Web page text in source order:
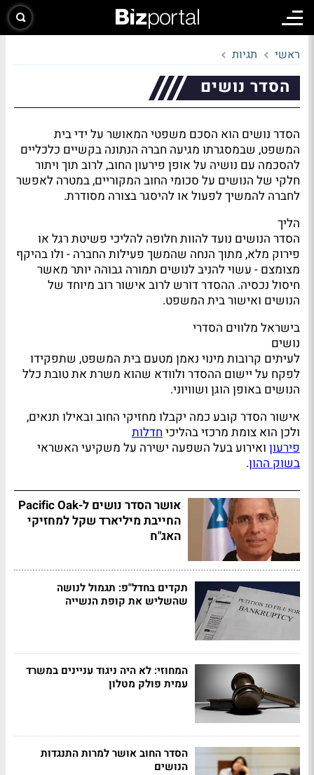
ראשי תגיות
הסדר נושים
הסדר נושים הוא הסכם משפטי המאושר על ידי בית
המשפט, שבמסגרתו מגיעה חברה הנתונה בקשיים כלכליים
להסכמה עם נושיה על אופן פירעון החוב, לרוב תוך ויתור
חלקי של הנושים על סכומי החוב המקוריים, במטרה לאפשר
לחברה להמשיך לפעול או להיסגר בצורה מסודרת.
הליך
הסדר הנושים נועד להוות חלופה להליכי פשיטת רגל או
פירוק מלא, מתוך הנחה שהמשך פעילות החברה - ולו בהיקף
מצומצם - עשוי להניב לנושים תמורה גבוהה יותר מאשר
חיסול נכסיה. ההסדר דורש לרוב אישור רוב מיוחד של
הנושים ואישור בית המשפט.
בישראל מלווים הסדרי
נושים
לעיתים קרובות מינוי נאמן מטעם בית המשפט, שתפקידו
לפקח על יישום ההסדר ולוודא שהוא משרת את טובת כלל
הנושים באופן הוגן ושוויוני.
אישור הסדר קובע כמה יקבלו מחזיקי החוב ובאילו תנאים,
ולכן הוא צומת מרכזי בהליכיחדלות
פירעון ואירוע בעל השפעה ישירה על משקיעי האשראי
בשוק ההון.
אושר הסדר נושים ל-Pacific Oak
החייבת מיליארד שקל למחזיקי
האג"ח
תקדים בחדל"פ: תגמול לנושה
שהשליש את קופת הנשייה
המחוזי: לא היה ניגוד עניינים במשרד
עמית פולק מטלון
הסדר החוב אושר למרות התנגדות
הנושים